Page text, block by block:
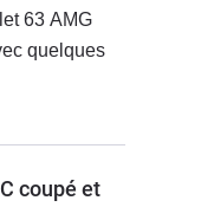
63 AMG
quelques
coupé et